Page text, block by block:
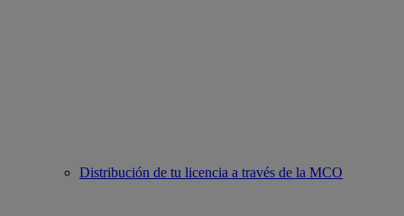
Distribución de tu licencia a través de la MCO